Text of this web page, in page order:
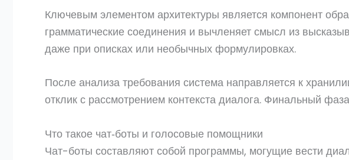
Ключевым элементом архитектуры является компонент
грамматические соединения и вычленяет смысл из
даже при описках или необычных формулировках.
После анализа требования система направляется к
отклик с рассмотрением контекста диалога. Финальный
Что такое чат‑боты и голосовые помощники
Чат-боты составляют собой программы, могущие вести